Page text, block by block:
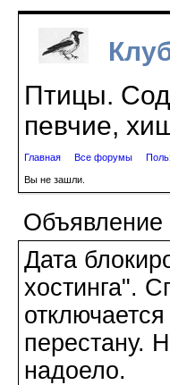
Птицы.
певчие,
Главная Все форумы
Вы не зашли.
Объявление
Дата
хостинга".
перестану.
надоело.